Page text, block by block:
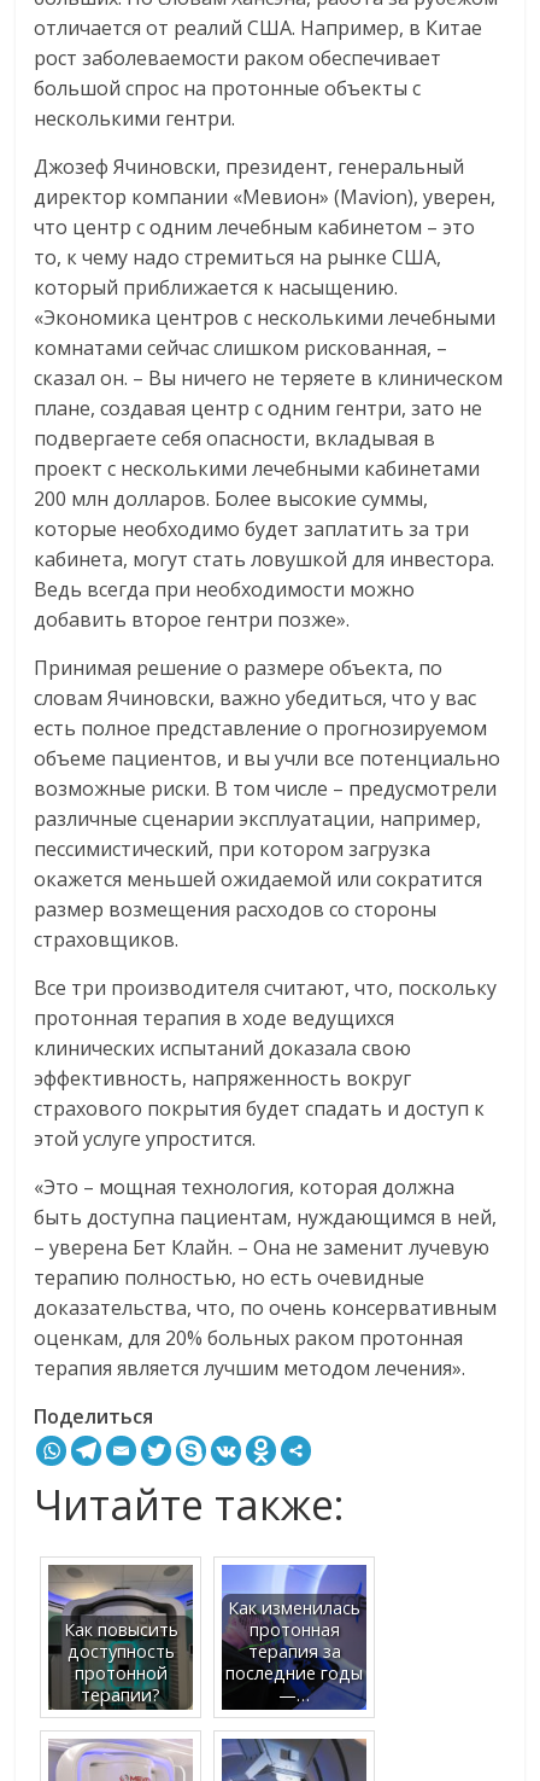
отличается от реалий США. Например, в Китае
рост заболеваемости раком обеспечивает
большой спрос на протонные объекты с
несколькими гентри.
Джозеф Ячиновски, президент, генеральный
директор компании «Мевион» (Mavion), уверен,
что центр с одним лечебным кабинетом – это
то, к чему надо стремиться на рынке США,
который приближается к насыщению.
«Экономика центров с несколькими лечебными
комнатами сейчас слишком рискованная, –
сказал он. – Вы ничего не теряете в клиническом
плане, создавая центр с одним гентри, зато не
подвергаете себя опасности, вкладывая в
проект с несколькими лечебными кабинетами
200 млн долларов. Более высокие суммы,
которые необходимо будет заплатить за три
кабинета, могут стать ловушкой для инвестора.
Ведь всегда при необходимости можно
добавить второе гентри позже».
Принимая решение о размере объекта, по
словам Ячиновски, важно убедиться, что у вас
есть полное представление о прогнозируемом
объеме пациентов, и вы учли все потенциально
возможные риски. В том числе – предусмотрели
различные сценарии эксплуатации, например,
пессимистический, при котором загрузка
окажется меньшей ожидаемой или сократится
размер возмещения расходов со стороны
страховщиков.
Все три производителя считают, что, поскольку
протонная терапия в ходе ведущихся
клинических испытаний доказала свою
эффективность, напряженность вокруг
страхового покрытия будет спадать и доступ к
этой услуге упростится.
«Это – мощная технология, которая должна
быть доступна пациентам, нуждающимся в ней,
– уверена Бет Клайн. – Она не заменит лучевую
терапию полностью, но есть очевидные
доказательства, что, по очень консервативным
оценкам, для 20% больных раком протонная
терапия является лучшим методом лечения».
Поделиться
Читайте также:
Как повысить
доступность
протонной
терапии?
Как изменилась
протонная
терапия за
последние годы
—…